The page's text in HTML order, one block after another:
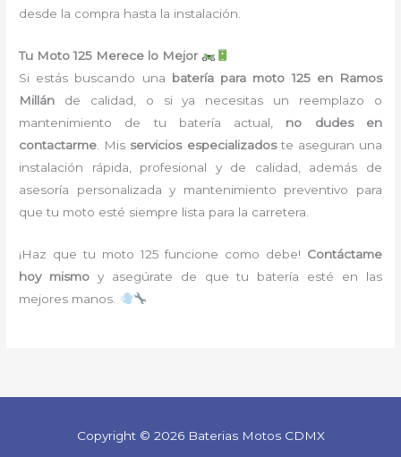
desde la compra hasta la instalación.
Tu Moto 125 Merece lo Mejor
Si estás buscando una batería para moto 125 en Ramos
Millán de calidad, o si ya necesitas un reemplazo o
mantenimiento de tu batería actual, no dudes en
contactarme . Mis servicios especializadoste aseguran una
instalación rápida, profesional y de calidad, además de
asesoría personalizada y mantenimiento preventivo para
que tu moto esté siempre lista para la carretera.
¡Haz que tu moto 125 funcione como debe! Contáctame
hoy mismoy asegúrate de que tu batería esté en las
mejores manos.
Copyright © 2026 Baterias Motos CDMX